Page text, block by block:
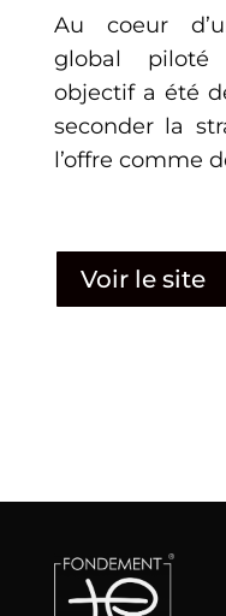
Au coeur
global
objectif a été
seconder la
l’offre comme
Voir le site